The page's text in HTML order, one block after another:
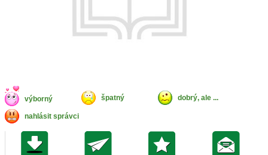
výborný špatný dobrý, ale ...
nahlásit správci